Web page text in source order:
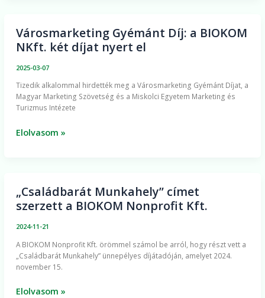
Városmarketing Gyémánt Díj: a BIOKOM
NKft. két díjat nyert el
2025-03-07
Tizedik alkalommal hirdették meg a Városmarketing Gyémánt Díjat, a
Magyar Marketing Szövetség és a Miskolci Egyetem Marketing és
Turizmus Intézete
Városmarketing
Gyémánt
BIOKOM
NKft.
díjat
Elolvasom »
„Családbarát Munkahely” címet
szerzett a BIOKOM Nonprofit Kft.
2024-11-21
A BIOKOM Nonprofit Kft. örömmel számol be arról, hogy részt vett a
„Családbarát Munkahely” ünnepélyes díjátadóján, amelyet 2024.
november 15.
„Családbarát
Munkahely”
a
BIOKOM
Kft.
Elolvasom »